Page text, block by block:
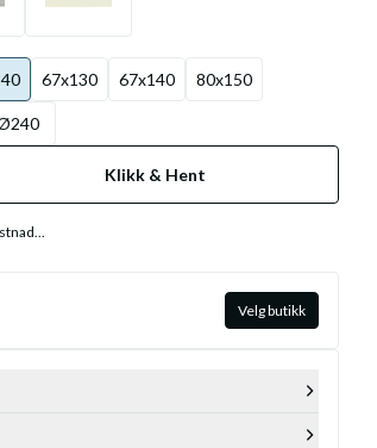
67x130 67x140 80x150
Klikk & Hent
Velg butikk